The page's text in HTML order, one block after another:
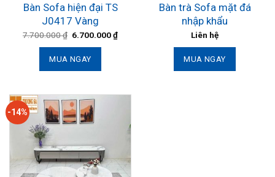
Bàn Sofa hiện đại TS
J0417 Vàng
7.700.000₫ 6.700.000₫
MUA NGAY
Bàn trà Sofa mặt đá
nhập khẩu
Liên hệ
MUA NGAY
-14%